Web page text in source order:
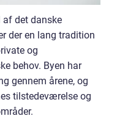
det danske
der en lang tradition
og
behov. Byen har
gennem årene, og
tilstedeværelse og